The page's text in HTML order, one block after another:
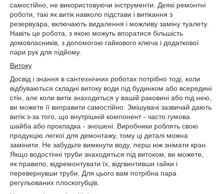
самостійно, не використовуючи інструменти. Деякі ремонтні
роботи, такі як витік навколо підстави і витікання з
резервуара, включають видалення і можливу заміну туалету.
Навіть це робота, з якою можуть впоратися більшість
домовласників, з допомогою гайкового ключа і додаткової
пари рук для підйому.
Витоку
Досвід і знання в сантехнічних роботах потрібно тоді, коли
відбуваються складні витоку води під будинком або всередині
стін, але коли витік знаходиться у вашій раковині або під нею,
ви можете її виправити самостійно. Змішувачі зазвичай дають
витік з-за того, що внутрішній компонент - часто гумова
шайба або прокладка - зношені. Виробники роблять свою
продукцію легкої для демонтажу, тому ці деталі можна
замінити. Не забудьте вимкнути воду, перш ніж знімати кран.
Якщо водостічні труби знаходяться під витоком, ви можете,
як правило, відремонтувати їх, відгвинтивши гайки і
перевернувши труби. Для цього вам потрібна пара
регульованих плоскогубців.